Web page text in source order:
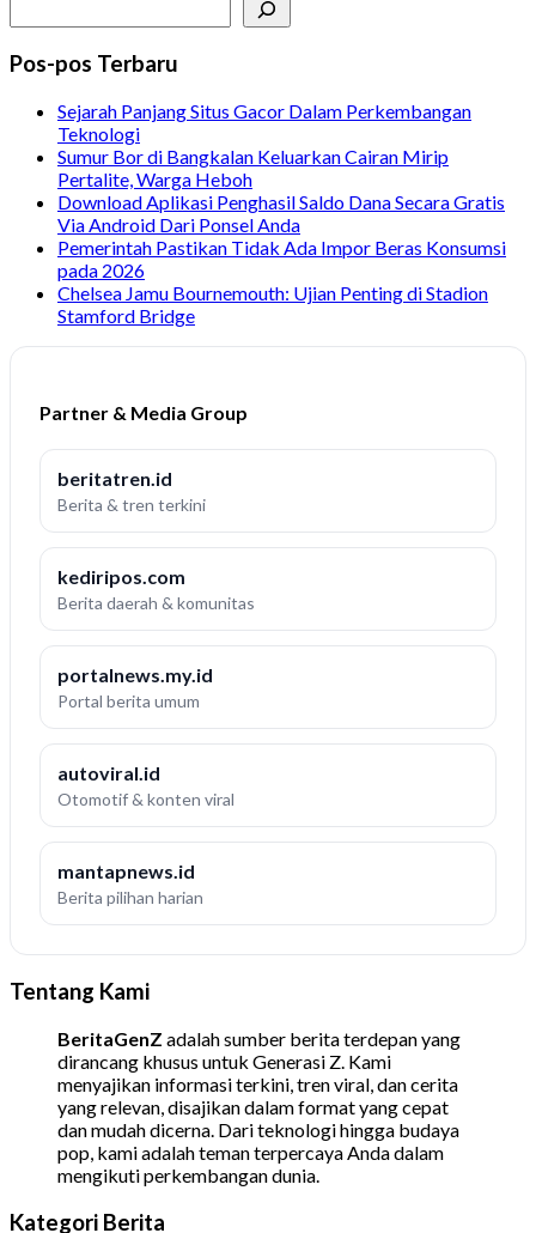
Pos-pos Terbaru
Sejarah Panjang Situs Gacor Dalam Perkembangan
Teknologi
Sumur Bor di Bangkalan Keluarkan Cairan Mirip
Pertalite, Warga Heboh
Download Aplikasi Penghasil Saldo Dana Secara Gratis
Via Android Dari Ponsel Anda
Pemerintah Pastikan Tidak Ada Impor Beras Konsumsi
pada 2026
Chelsea Jamu Bournemouth: Ujian Penting di Stadion
Stamford Bridge
Partner & Media Group
beritatren.id
Berita & tren terkini
kediripos.com
Berita daerah & komunitas
portalnews.my.id
Portal berita umum
autoviral.id
Otomotif & konten viral
mantapnews.id
Berita pilihan harian
Tentang Kami
BeritaGenZ adalah sumber berita terdepan yang
dirancang khusus untuk Generasi Z. Kami
menyajikan informasi terkini, tren viral, dan cerita
yang relevan, disajikan dalam format yang cepat
dan mudah dicerna. Dari teknologi hingga budaya
pop, kami adalah teman terpercaya Anda dalam
mengikuti perkembangan dunia.
Kategori Berita